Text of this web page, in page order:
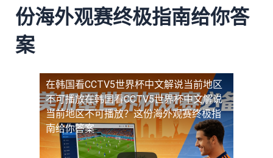
份海外观赛终极指南给你答
案
在韩国看CCTV5世界杯中文解说当前地区
不可播放在韩国看CCTV5世界杯中文解说
当前地区不可播放？这份海外观赛终极指
南给你答案